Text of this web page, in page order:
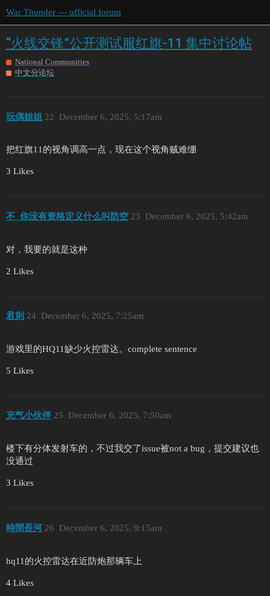
War Thunder — official forum
“火线交锋”公开测试服红旗-11 集中讨论帖
National Communities
中文分论坛
玩偶姐姐 December 6, 2025, 5:17am
22
把红旗11的视角调高一点，现在这个视角贼难绷
3 Likes
不_你没有资格定义什么叫防空 December 6, 2025, 5:42am
23
对，我要的就是这种
2 Likes
君则 December 6, 2025, 7:25am
24
游戏里的HQ11缺少火控雷达。complete sentence
5 Likes
充气小伙伴 December 6, 2025, 7:50am
25
楼下有分体发射车的，不过我交了issue被not a bug，提交建议也
没通过
3 Likes
時間長河 December 6, 2025, 9:15am
26
hq11的火控雷达在近防炮那辆车上
4 Likes